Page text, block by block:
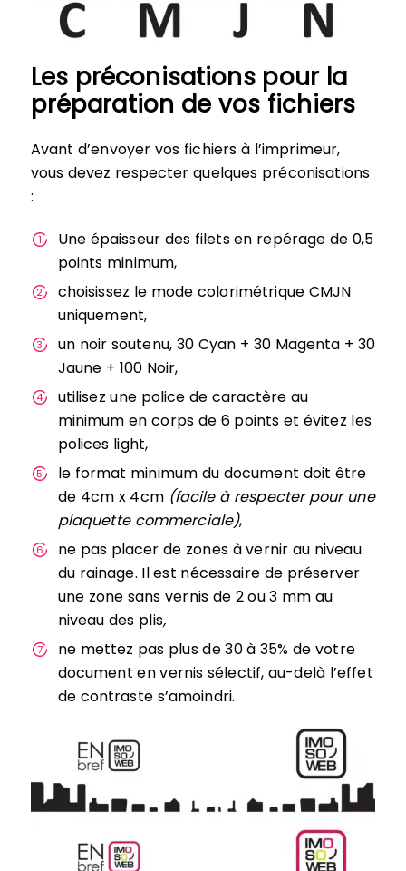
Les préconisations pour la
préparation de vos fichiers
Avant d’envoyer vos fichiers à l’imprimeur,
vous devez respecter quelques préconisations
:
Une épaisseur des filets en repérage de 0,5
points minimum,
choisissez le mode colorimétrique CMJN
uniquement,
un noir soutenu, 30 Cyan + 30 Magenta + 30
Jaune + 100 Noir,
utilisez une police de caractère au
minimum en corps de 6 points et évitez les
polices light,
le format minimum du document doit être
de 4cm x 4cm (facile à respecter pour une
plaquette commerciale),
ne pas placer de zones à vernir au niveau
du rainage. Il est nécessaire de préserver
une zone sans vernis de 2 ou 3 mm au
niveau des plis,
ne mettez pas plus de 30 à 35% de votre
document en vernis sélectif, au-delà l’effet
de contraste s’amoindri.